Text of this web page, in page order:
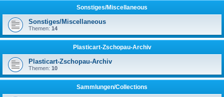
Sonstiges/Miscellaneous
Sonstiges/Miscellaneous
Themen: 14
Plasticart-Zschopau-Archiv
Plasticart-Zschopau-Archiv
Themen: 10
Sammlungen/Collections